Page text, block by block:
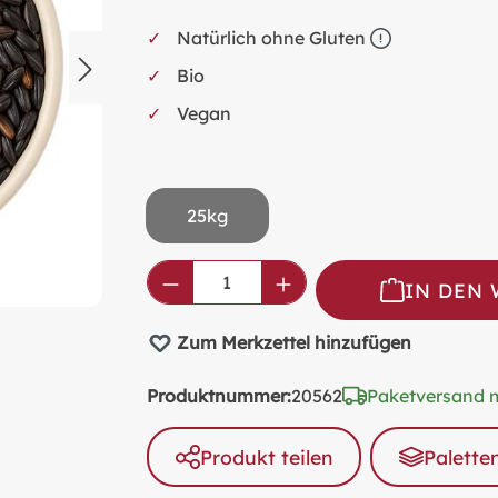
Natürlich ohne Gluten
Bio
Vegan
25kg
Produkt Anzahl: Gib den
IN DEN
Zum Merkzettel hinzufügen
Produktnummer:20562 Paketversand
Produkt teilen